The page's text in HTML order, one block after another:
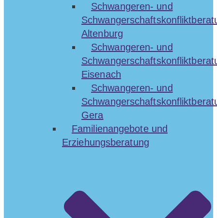
Schwangeren- und
Altenburg
Schwangeren- und
Eisenach
Schwangeren- und
Gera
Familienangebote und
Erziehungsberatung